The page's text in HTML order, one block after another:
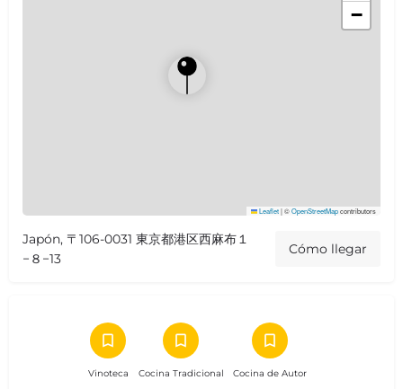
−
Leaflet|©OpenStreetMapcontributors
Japón, 〒106-0031 東京都港区西麻布１
−８−13
Cómo llegar
Vinoteca Cocina Tradicional Cocina de Autor